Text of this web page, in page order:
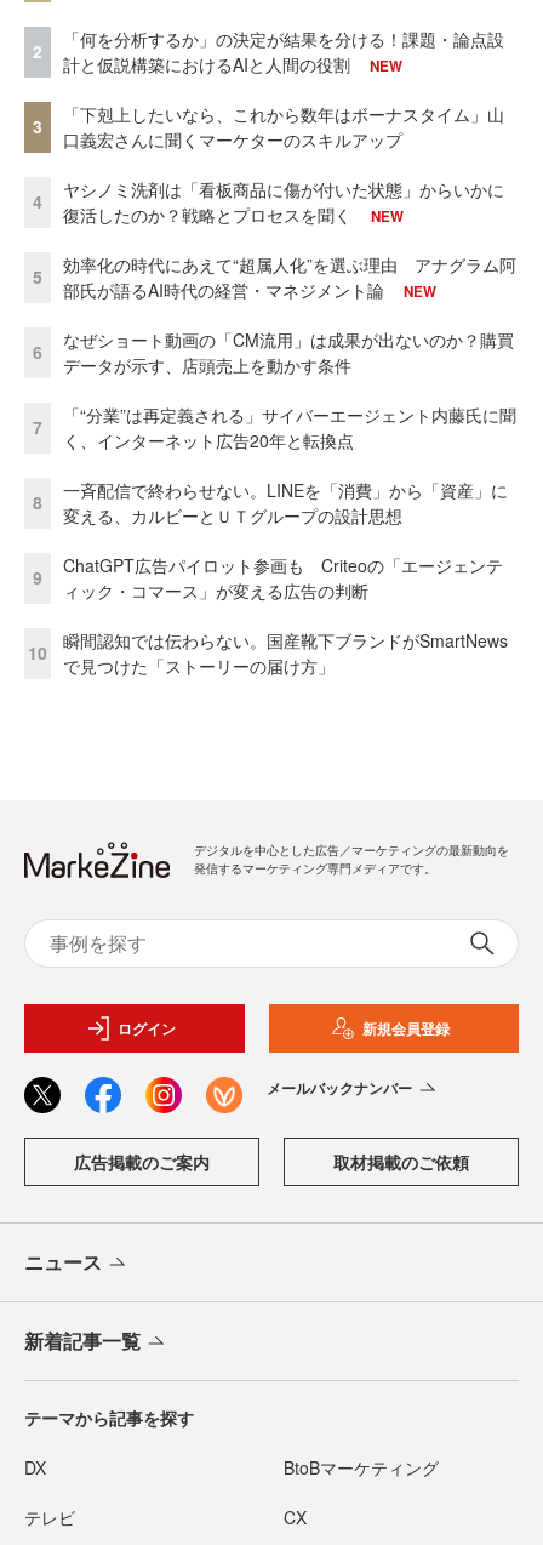
2
「何を分析するか」の決定が結果を分ける！課題・論点設
計と仮説構築におけるAIと人間の役割
NEW
3
「下剋上したいなら、これから数年はボーナスタイム」山
口義宏さんに聞くマーケターのスキルアップ
4
ヤシノミ洗剤は「看板商品に傷が付いた状態」からいかに
復活したのか？戦略とプロセスを聞く
NEW
5
効率化の時代にあえて“超属人化”を選ぶ理由 アナグラム阿
部氏が語るAI時代の経営・マネジメント論
NEW
6
なぜショート動画の「CM流用」は成果が出ないのか？購買
データが示す、店頭売上を動かす条件
7
「“分業”は再定義される」サイバーエージェント内藤氏に聞
く、インターネット広告20年と転換点
8
一斉配信で終わらせない。LINEを「消費」から「資産」に
変える、カルビーとＵＴグループの設計思想
9
ChatGPT広告パイロット参画も Criteoの「エージェンテ
ィック・コマース」が変える広告の判断
10
瞬間認知では伝わらない。国産靴下ブランドがSmartNews
で見つけた「ストーリーの届け方」
デジタルを中心とした広告／マーケティングの最新動向を
発信するマーケティング専門メディアです。
ログイン 新規会員登録
メールバックナンバー
広告掲載のご案内 取材掲載のご依頼
ニュース
新着記事一覧
テーマから記事を探す
DX BtoBマーケティング
テレビ CX